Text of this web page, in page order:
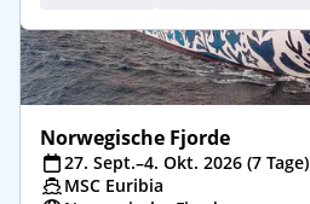
Norwegische Fjorde
27. Sept.–4. Okt. 2026 (7 Tage)
MSC Euribia